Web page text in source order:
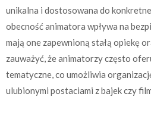
unikalna i dostosowana do
obecność animatora wpływa na
mają one zapewnioną stałą opiekę
zauważyć, że animatorzy często
tematyczne, co umożliwia
ulubionymi postaciami z bajek czy